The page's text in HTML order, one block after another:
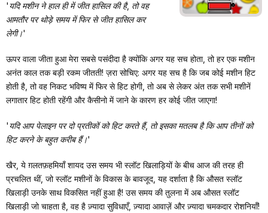
'यदि मशीन ने हाल ही में जीत हासिल की है, तो वह
आमतौर पर थोड़े समय में फिर से जीत हासिल कर
लेगी।'
ऊपर वाला जीता हुआ मेरा सबसे पसंदीदा है क्योंकि अगर यह सच होता, तो हर एक मशीन
अनंत काल तक बड़ी रकम जीतती! ज़रा सोचिए: अगर यह सच है कि जब कोई मशीन हिट
होती है, तो वह निकट भविष्य में फिर से हिट होगी, तो अब से लेकर अंत तक सभी मशीनें
लगातार हिट होती रहेंगी और कैसीनो में जाने के कारण हर कोई जीत जाएगा!
'यदि आप पेलाइन पर दो प्रतीकों को हिट करते हैं, तो इसका मतलब है कि आप तीनों को
हिट करने के बहुत करीब हैं।'
खैर, ये ग़लतफ़हमियाँ शायद उस समय भी स्लॉट खिलाड़ियों के बीच आज की तरह ही
प्रचलित थीं, जो स्लॉट मशीनों के विकास के बावजूद, यह दर्शाता है कि औसत स्लॉट
खिलाड़ी उनके साथ विकसित नहीं हुआ है! उस समय की तुलना में अब औसत स्लॉट
खिलाड़ी जो चाहता है, वह है ज़्यादा सुविधाएँ, ज़्यादा आवाज़ें और ज़्यादा चमकदार रोशनियाँ!